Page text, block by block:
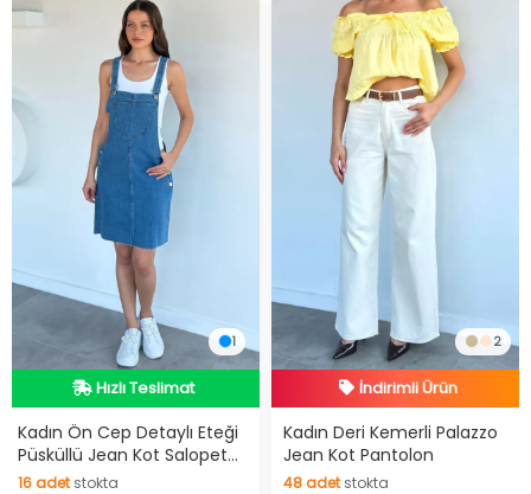
1
Hızlı Teslimat
Hızlı Teslimat
Kadın Ön Cep Detaylı Eteği
Püsküllü Jean Kot Salopet
Elbise
16adetstokta
2
İndirimli Ürün
Hızlı Teslimat
İndirimli Ürün
Kadın Deri Kemerli Palazzo
Jean Kot Pantolon
48adetstokta